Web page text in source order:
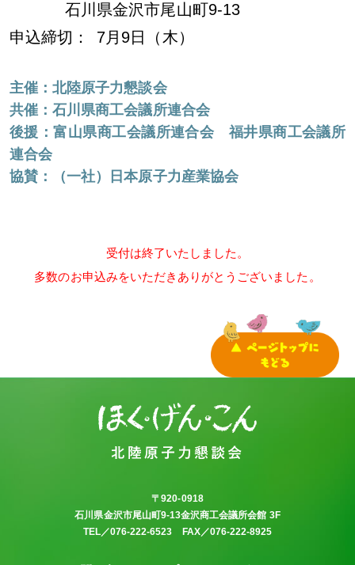
サイトマップ
石川県金沢市尾山町9-13
申込締切：
7月9日（木）
主催：北陸原子力懇談会
共催：石川県商工会議所連合会
後援：富山県商工会議所連合会 福井県商工会議所
連合会
協賛：（一社）日本原子力産業協会
受付は終了いたしました。
多数のお申込みをいただきありがとうございました。
〒920-0918
石川県金沢市尾山町9-13金沢商工会議所会館 3F
TEL／076-222-6523 FAX／076-222-8925